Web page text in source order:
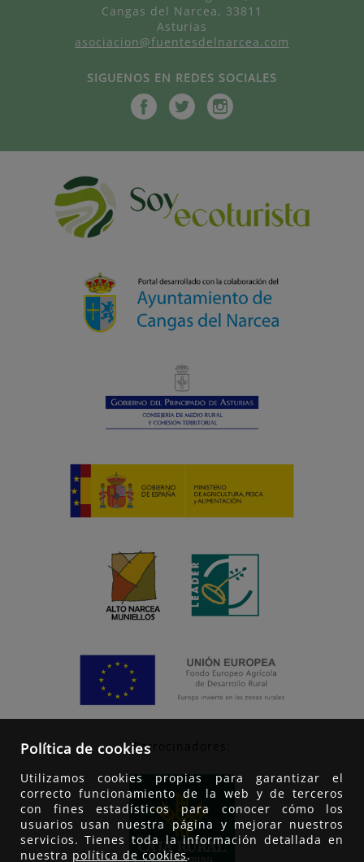
Cangas del Narcea, 33811
Asturias
asociacion@fuentesdelnarcea.com
SIGUENOS EN REDES SOCIALES
Patrocinadores:
Política de cookies
Utilizamos cookies propias para garantizar el
correcto funcionamiento de la web y de terceros
con fines estadísticos para conocer cómo los
usuarios usan nuestra página y mejorar nuestros
servicios. Tienes toda la información detallada en
nuestra política de cookies.